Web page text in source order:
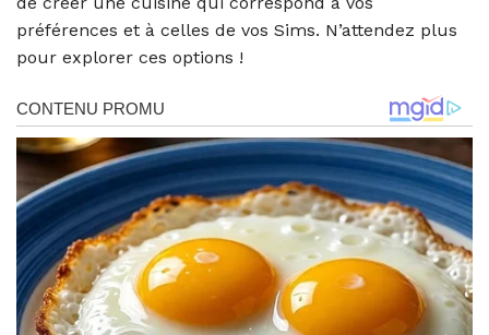
préférences et à celles de vos Sims. N’attendez plus
pour explorer ces options !